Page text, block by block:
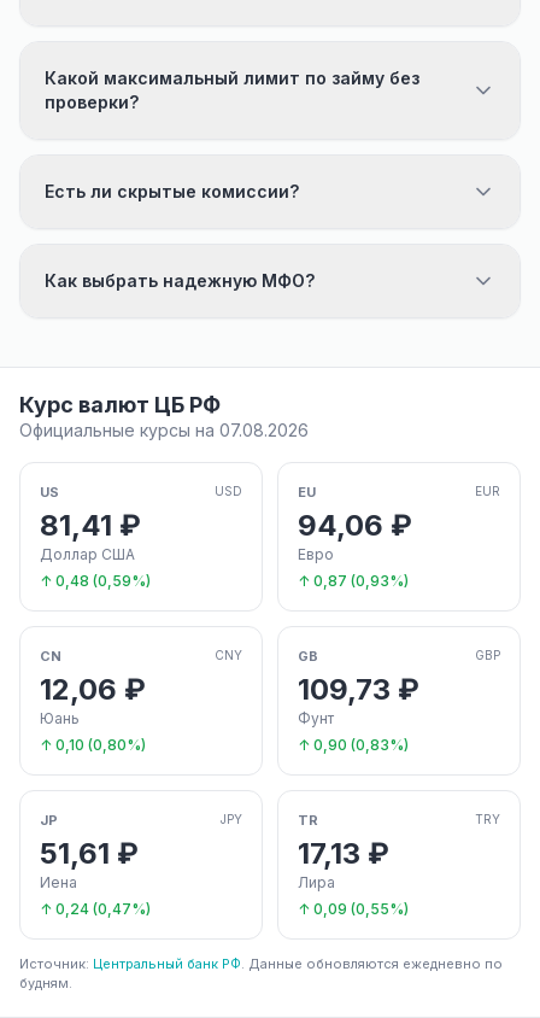
Какой максимальный лимит по займу без
проверки?
Есть ли скрытые комиссии?
Как выбрать надежную МФО?
Курс валют ЦБ РФ
Официальные курсы на 07.08.2026
US USD
81,41 ₽
Доллар США
↑ 0,48 (0,59%)
EU EUR
94,06 ₽
Евро
↑ 0,87 (0,93%)
CN CNY
12,06 ₽
Юань
↑ 0,10 (0,80%)
GB GBP
109,73 ₽
Фунт
↑ 0,90 (0,83%)
JP JPY
51,61 ₽
Иена
↑ 0,24 (0,47%)
TR TRY
17,13 ₽
Лира
↑ 0,09 (0,55%)
Источник: Центральный банк РФ. Данные обновляются ежедневно по
будням.